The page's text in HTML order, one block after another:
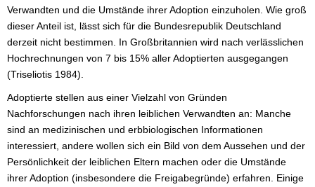
Verwandten und die Umstände ihrer Adoption einzuholen. Wie groß
dieser Anteil ist, lässt sich für die Bundesrepublik Deutschland
derzeit nicht bestimmen. In Großbritannien wird nach verlässlichen
Hochrechnungen von 7 bis 15% aller Adoptierten ausgegangen
(Triseliotis 1984).
Adoptierte stellen aus einer Vielzahl von Gründen
Nachforschungen nach ihren leiblichen Verwandten an: Manche
sind an medizinischen und erbbiologischen Informationen
interessiert, andere wollen sich ein Bild von dem Aussehen und der
Persönlichkeit der leiblichen Eltern machen oder die Umstände
ihrer Adoption (insbesondere die Freigabegründe) erfahren. Einige